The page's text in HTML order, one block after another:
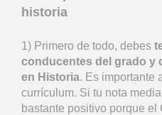
historia
1) Primero de todo, debes
conducentes del grado y
en Historia. Es importante
currículum. Si tu nota
bastante positivo porque el